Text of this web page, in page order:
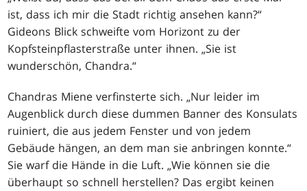
ist, dass ich mir die Stadt richtig ansehen kann?“
Gideons Blick schweifte vom Horizont zu der
Kopfsteinpflasterstraße unter ihnen. „Sie ist
wunderschön, Chandra.“
Chandras Miene verfinsterte sich. „Nur leider im
Augenblick durch diese dummen Banner des Konsulats
ruiniert, die aus jedem Fenster und von jedem
Gebäude hängen, an dem man sie anbringen konnte.“
Sie warf die Hände in die Luft. „Wie können sie die
überhaupt so schnell herstellen? Das ergibt keinen